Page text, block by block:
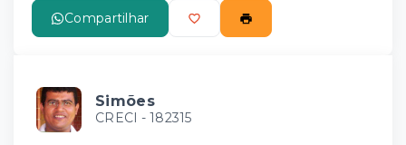
Compartilhar
Simões
CRECI - 182315